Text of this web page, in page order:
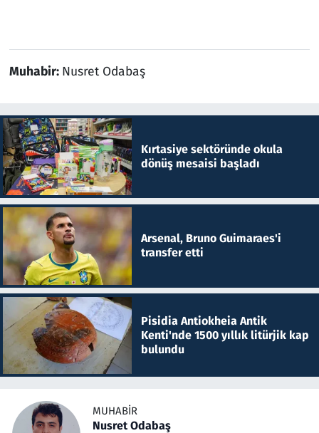
Muhabir: Nusret Odabaş
Kırtasiye sektöründe okula
dönüş mesaisi başladı
Arsenal, Bruno Guimaraes'i
transfer etti
Pisidia Antiokheia Antik
Kenti'nde 1500 yıllık litürjik kap
bulundu
MUHABIR
Nusret Odabaş